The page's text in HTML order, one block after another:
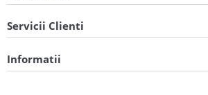
Servicii Clienti
Informatii